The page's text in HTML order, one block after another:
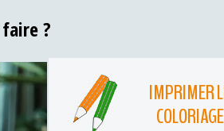
?
IMPRIMER
COLORIAGE